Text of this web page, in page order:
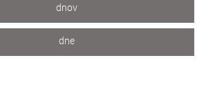
dnov
dne